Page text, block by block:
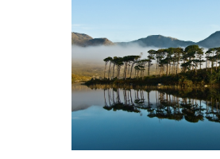
Hit enter to search or